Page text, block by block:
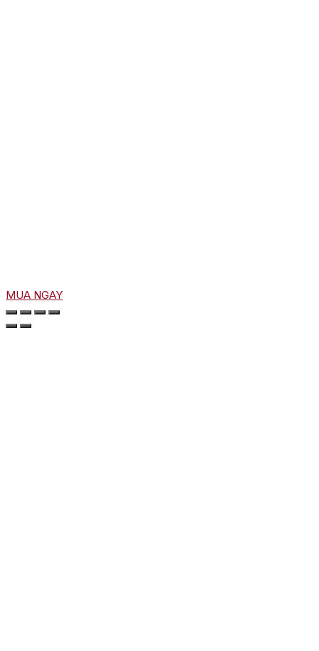
MUA NGAY